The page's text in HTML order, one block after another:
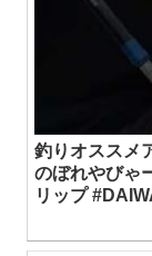
釣りオススメ
のぼれやびゃ
リップ